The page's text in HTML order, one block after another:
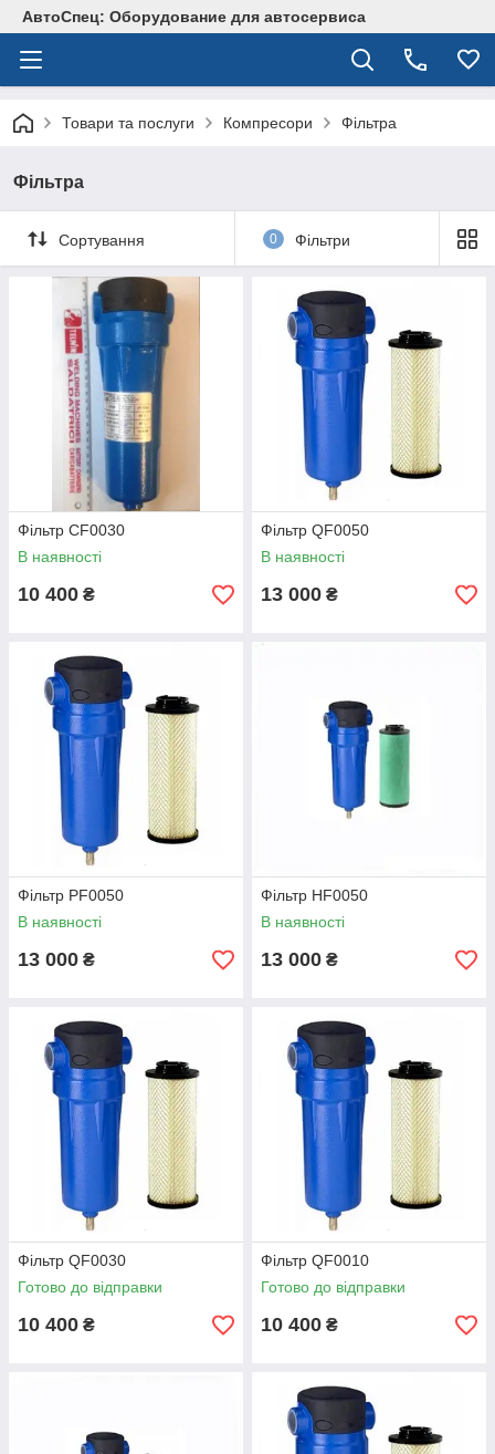
АвтоСпец: Оборудование для автосервиса
Товари та послуги Компресори Фільтра
Фільтра
Сортування 0 Фільтри
Фільтр CF0030
В наявності
10 400 ₴
Фільтр QF0050
В наявності
13 000 ₴
Фільтр PF0050
В наявності
13 000 ₴
Фільтр HF0050
В наявності
13 000 ₴
Фільтр QF0030
Готово до відправки
10 400 ₴
Фільтр QF0010
Готово до відправки
10 400 ₴